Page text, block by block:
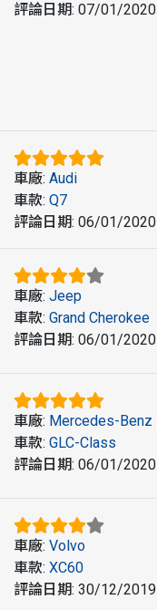
評論日期: 07/01/2020
車廠: Audi
車款: Q7
評論日期: 06/01/2020
車廠: Jeep
車款: Grand Cherokee
評論日期: 06/01/2020
車廠: Mercedes-Benz
車款: GLC-Class
評論日期: 06/01/2020
車廠: Volvo
車款: XC60
評論日期: 30/12/2019